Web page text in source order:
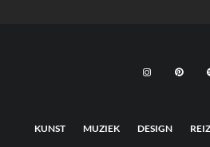
KUNST MUZIEK DESIGN